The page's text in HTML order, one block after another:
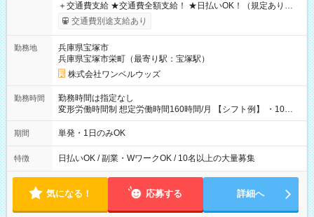
＋交通費支給 ★交通費全額支給！ ★日払いOK！（規定あり） ┗
働いたその日に現金GET♪ お仕事後はコンビニATMから 日払
交通費別途支給あり
勤務地
兵庫県宝塚市
兵庫県宝塚市栄町（最寄り駅：宝塚駅）
株式会社ワンベルウッズ
勤務時間
勤務時間は指定なし
変形労働時間制 想定労働時間160時間/月 【シフト例】 ・10：
00～20：00
期間 単発・1日のみOK
特徴 日払いOK / 副業・WワークOK / 10名以上の大量募集
気になる！ 応募する 詳細へ